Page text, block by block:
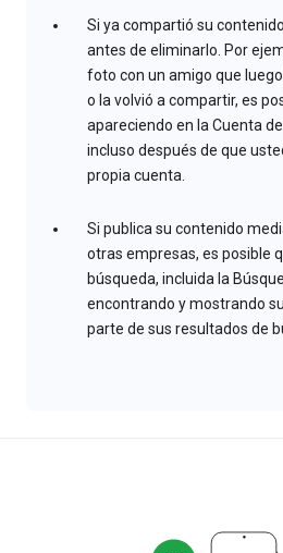
Si ya compartió su
antes de eliminarlo. Por
foto con un amigo que
o la volvió a compartir, es
apareciendo en la Cuenta
incluso después de que
propia cuenta.
Si publica su contenido
otras empresas, es posible
búsqueda, incluida la
encontrando y mostrando
parte de sus resultados de